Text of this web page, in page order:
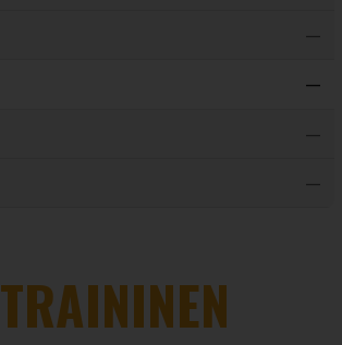
—
—
—
—
TRAININEN